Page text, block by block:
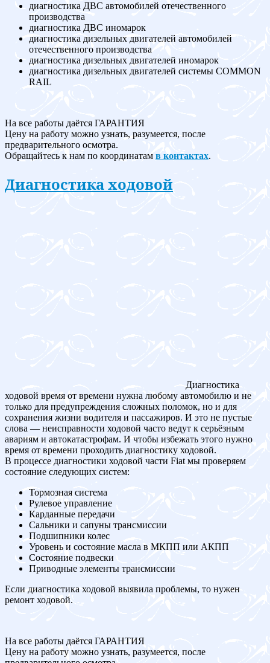
диагностика ДВС автомобилей отечественного
производства
диагностика ДВС иномарок
диагностика дизельных двигателей автомобилей
отечественного производства
диагностика дизельных двигателей иномарок
диагностика дизельных двигателей системы COMMON
RAIL
На все работы даётся ГАРАНТИЯ
Цену на работу можно узнать, разумеется, после
предварительного осмотра.
Обращайтесь к нам по координатам в контактах.
Диагностика ходовой
Диагностика
ходовой время от времени нужна любому автомобилю и не
только для предупреждения сложных поломок, но и для
сохранения жизни водителя и пассажиров. И это не пустые
слова — неисправности ходовой часто ведут к серьёзным
авариям и автокатастрофам. И чтобы избежать этого нужно
время от времени проходить диагностику ходовой.
В процессе диагностики ходовой части Fiat мы проверяем
состояние следующих систем:
Тормозная система
Рулевое управление
Карданные передачи
Сальники и сапуны трансмиссии
Подшипники колес
Уровень и состояние масла в МКПП или АКПП
Состояние подвески
Приводные элементы трансмиссии
Если диагностика ходовой выявила проблемы, то нужен
ремонт ходовой.
На все работы даётся ГАРАНТИЯ
Цену на работу можно узнать, разумеется, после